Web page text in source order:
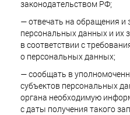
законодательством РФ;
— отвечать на обращения и
персональных данных и их
в соответствии с
о персональных данных;
— сообщать в
субъектов персональных
органа необходимую
с даты получения такого